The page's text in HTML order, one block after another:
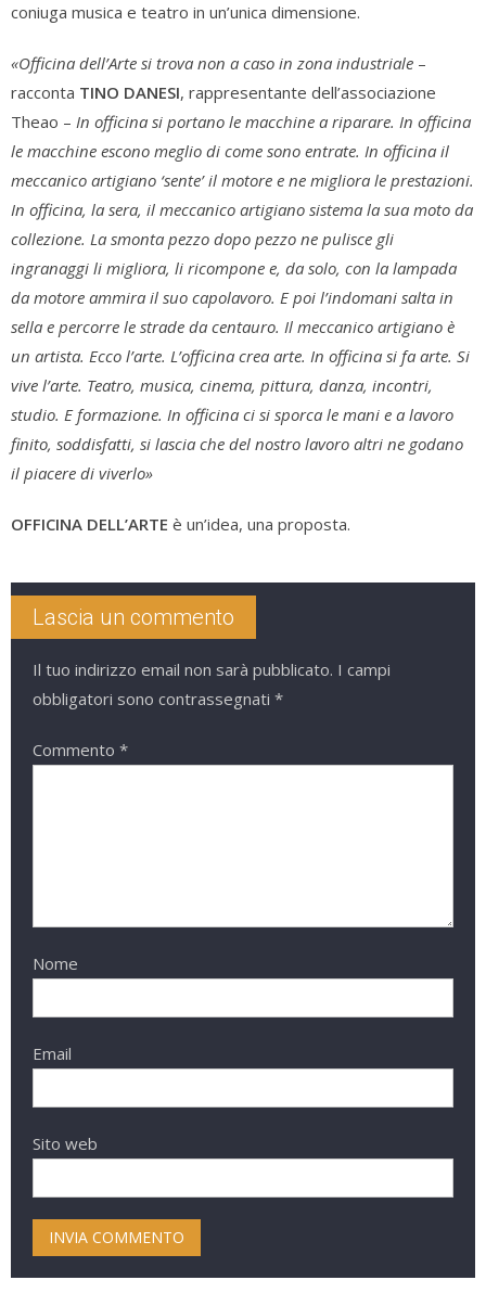
coniuga musica e teatro in un’unica dimensione.
«Officina dell’Arte si trova non a caso in zona industriale –
racconta TINO DANESI, rappresentante dell’associazione
Theao – In officina si portano le macchine a riparare. In officina
le macchine escono meglio di come sono entrate. In officina il
meccanico artigiano ‘sente’ il motore e ne migliora le prestazioni.
In officina, la sera, il meccanico artigiano sistema la sua moto da
collezione. La smonta pezzo dopo pezzo ne pulisce gli
ingranaggi li migliora, li ricompone e, da solo, con la lampada
da motore ammira il suo capolavoro. E poi l’indomani salta in
sella e percorre le strade da centauro. Il meccanico artigiano è
un artista. Ecco l’arte. L’officina crea arte. In officina si fa arte. Si
vive l’arte. Teatro, musica, cinema, pittura, danza, incontri,
studio. E formazione. In officina ci si sporca le mani e a lavoro
finito, soddisfatti, si lascia che del nostro lavoro altri ne godano
il piacere di viverlo»
OFFICINA DELL’ARTE è un’idea, una proposta.
Lascia un commento
Il tuo indirizzo email non sarà pubblicato. I campi
obbligatori sono contrassegnati *
Commento *
Nome
Email
Sito web